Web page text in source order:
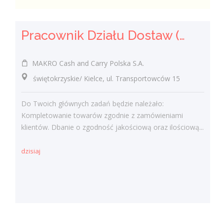
Pracownik Działu Dostaw (K/M)
MAKRO Cash and Carry Polska S.A.
świętokrzyskie/ Kielce, ul. Transportowców 15
Do Twoich głównych zadań będzie należało:
Kompletowanie towarów zgodnie z zamówieniami
klientów. Dbanie o zgodność jakościową oraz ilościową...
dzisiaj